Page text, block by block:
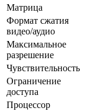
Матрица
Формат сжатия
видео/аудио
Максимальное
разрешение
Чувствительность
Ограничение
доступа
Процессор